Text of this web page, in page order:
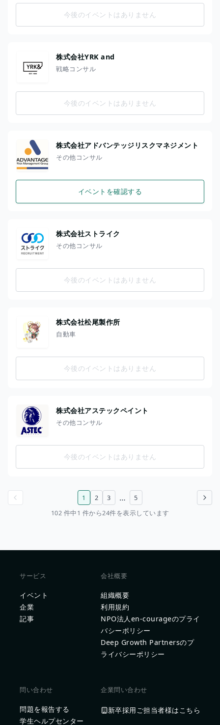
今後のイベントはありません
株式会社YRK and
戦略コンサル
今後のイベントはありません
株式会社アドバンテッジリスクマネジメント
その他コンサル
イベントを確認する
株式会社ストライク
その他コンサル
今後のイベントはありません
株式会社松尾製作所
自動車
今後のイベントはありません
株式会社アステックペイント
その他コンサル
今後のイベントはありません
次のページ
1 2 3 …
5
102 件中1 件から24件を表示しています
サービス
イベント
企業
記事
会社概要
組織概要
利用規約
NPO法人en-courageのプライ
バシーポリシー
Deep Growth Partnersのプ
ライバシーポリシー
問い合わせ
問題を報告する
学生ヘルプセンター
企業問い合わせ
新卒採用ご担当者様はこちら